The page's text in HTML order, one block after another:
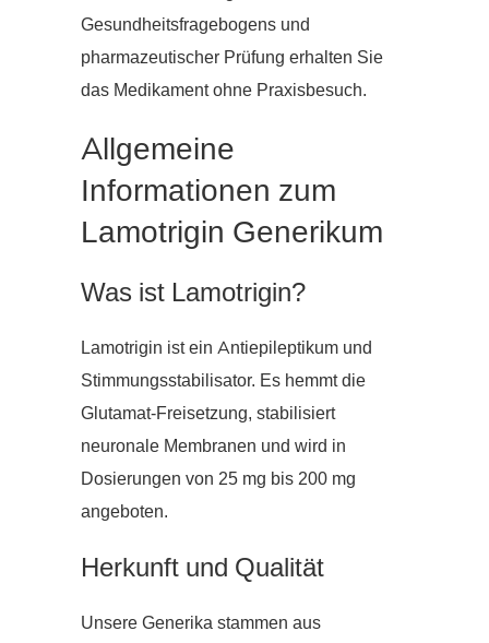
Gesundheitsfragebogens und
pharmazeutischer Prüfung erhalten Sie
das Medikament ohne Praxisbesuch.
Allgemeine
Informationen zum
Lamotrigin Generikum
Was ist Lamotrigin?
Lamotrigin ist ein Antiepileptikum und
Stimmungsstabilisator. Es hemmt die
Glutamat-Freisetzung, stabilisiert
neuronale Membranen und wird in
Dosierungen von 25 mg bis 200 mg
angeboten.
Herkunft und Qualität
Unsere Generika stammen aus